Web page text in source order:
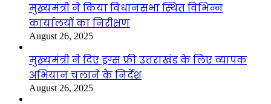
मुख्यमंत्री ने किया विधानसभा स्थित विभिन्न
कार्यालयों का निरीक्षण
August 26, 2025
मुख्यमंत्री ने दिए ड्रग्स फ्री उत्तराखंड के लिए व्यापक
अभियान चलाने के निर्देश
August 26, 2025